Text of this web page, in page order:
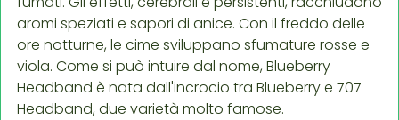
aromi speziati e sapori di anice. Con il freddo delle
ore notturne, le cime sviluppano sfumature rosse e
viola. Come si può intuire dal nome, Blueberry
Headband è nata dall'incrocio tra Blueberry e 707
Headband, due varietà molto famose.